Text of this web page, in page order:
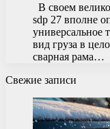
В своем
sdp 27 вполне
универсальное
вид груза в
сварная рама…
Свежие записи